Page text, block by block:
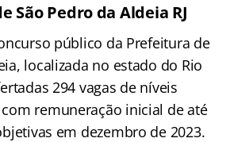
São Pedro da Aldeia RJ
público da Prefeitura de
localizada no estado do Rio
294 vagas de níveis
remuneração inicial de até
em dezembro de 2023.